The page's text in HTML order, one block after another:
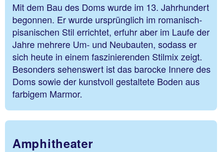
Mit dem Bau des Doms wurde im 13. Jahrhundert
begonnen. Er wurde ursprünglich im romanisch-
pisanischen Stil errichtet, erfuhr aber im Laufe der
Jahre mehrere Um- und Neubauten, sodass er
sich heute in einem faszinierenden Stilmix zeigt.
Besonders sehenswert ist das barocke Innere des
Doms sowie der kunstvoll gestaltete Boden aus
farbigem Marmor.
Amphitheater